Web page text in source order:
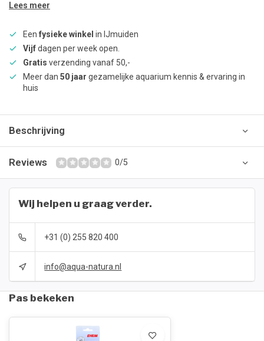
Lees meer
Een fysieke winkel in IJmuiden
Vijfdagen per week open.
Gratis verzending vanaf 50,-
Meer dan 50 jaar gezamelijke aquarium kennis & ervaring in
huis
Beschrijving
Reviews 0/5
Wij helpen u graag verder.
+31 (0) 255 820 400
info@aqua-natura.nl
Pas bekeken